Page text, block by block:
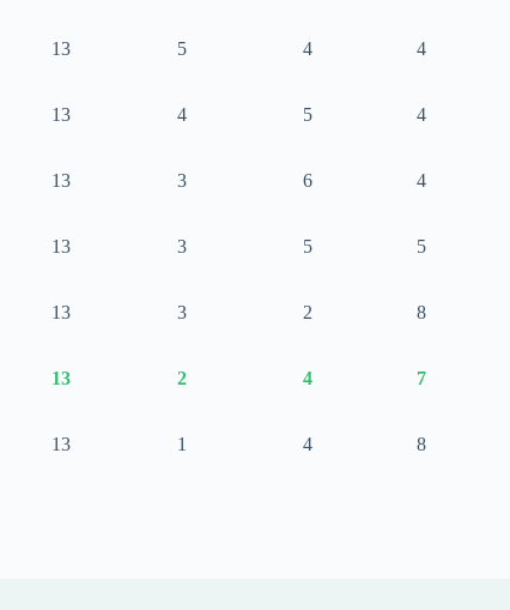
13 5 4 4
13 4 5 4
13 3 6 4
13 3 5 5
13 3 2 8
13 2 4 7
13 1 4 8